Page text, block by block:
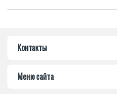
Контакты
Меню сайта